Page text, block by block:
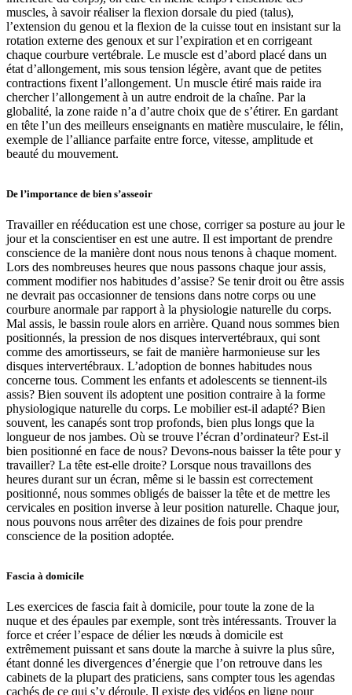
muscles, à savoir réaliser la flexion dorsale du pied (talus),
l’extension du genou et la flexion de la cuisse tout en insistant sur la
rotation externe des genoux et sur l’expiration et en corrigeant
chaque courbure vertébrale. Le muscle est d’abord placé dans un
état d’allongement, mis sous tension légère, avant que de petites
contractions fixent l’allongement. Un muscle étiré mais raide ira
chercher l’allongement à un autre endroit de la chaîne. Par la
globalité, la zone raide n’a d’autre choix que de s’étirer. En gardant
en tête l’un des meilleurs enseignants en matière musculaire, le félin,
exemple de l’alliance parfaite entre force, vitesse, amplitude et
beauté du mouvement.
De l’importance de bien s’asseoir
Travailler en rééducation est une chose, corriger sa posture au jour le
jour et la conscientiser en est une autre. Il est important de prendre
conscience de la manière dont nous nous tenons à chaque moment.
Lors des nombreuses heures que nous passons chaque jour assis,
comment modifier nos habitudes d’assise? Se tenir droit ou être assis
ne devrait pas occasionner de tensions dans notre corps ou une
courbure anormale par rapport à la physiologie naturelle du corps.
Mal assis, le bassin roule alors en arrière. Quand nous sommes bien
positionnés, la pression de nos disques intervertébraux, qui sont
comme des amortisseurs, se fait de manière harmonieuse sur les
disques intervertébraux. L’adoption de bonnes habitudes nous
concerne tous. Comment les enfants et adolescents se tiennent-ils
assis? Bien souvent ils adoptent une position contraire à la forme
physiologique naturelle du corps. Le mobilier est-il adapté? Bien
souvent, les canapés sont trop profonds, bien plus longs que la
longueur de nos jambes. Où se trouve l’écran d’ordinateur? Est-il
bien positionné en face de nous? Devons-nous baisser la tête pour y
travailler? La tête est-elle droite? Lorsque nous travaillons des
heures durant sur un écran, même si le bassin est correctement
positionné, nous sommes obligés de baisser la tête et de mettre les
cervicales en position inverse à leur position naturelle. Chaque jour,
nous pouvons nous arrêter des dizaines de fois pour prendre
conscience de la position adoptée.
Fascia à domicile
Les exercices de fascia fait à domicile, pour toute la zone de la
nuque et des épaules par exemple, sont très intéressants. Trouver la
force et créer l’espace de délier les nœuds à domicile est
extrêmement puissant et sans doute la marche à suivre la plus sûre,
étant donné les divergences d’énergie que l’on retrouve dans les
cabinets de la plupart des praticiens, sans compter tous les agendas
cachés de ce qui s’y déroule. Il existe des vidéos en ligne pour